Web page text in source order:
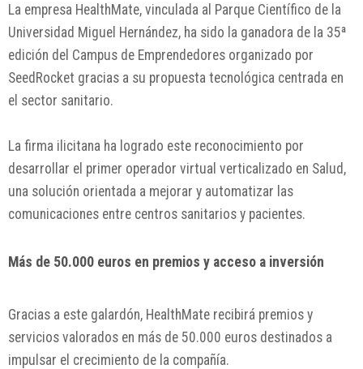
La empresa HealthMate, vinculada al Parque Científico de la
Universidad Miguel Hernández, ha sido la ganadora de la 35ª
edición del Campus de Emprendedores organizado por
SeedRocket gracias a su propuesta tecnológica centrada en
el sector sanitario.
La firma ilicitana ha logrado este reconocimiento por
desarrollar el primer operador virtual verticalizado en Salud,
una solución orientada a mejorar y automatizar las
comunicaciones entre centros sanitarios y pacientes.
Más de 50.000 euros en premios y acceso a inversión
Gracias a este galardón, HealthMate recibirá premios y
servicios valorados en más de 50.000 euros destinados a
impulsar el crecimiento de la compañía.